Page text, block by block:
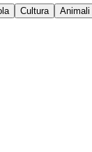
Cultura Animali